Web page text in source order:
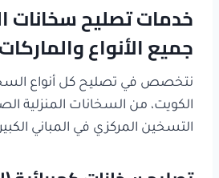
خدمات تصليح سخانات
جميع الأنواع والماركات
نتخصص في تصليح كل أنواع
الكويت، من السخانات المنزلية
التسخين المركزي في المباني